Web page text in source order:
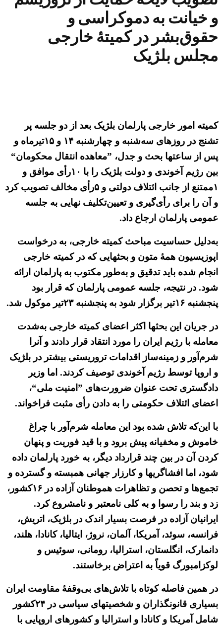
و خیانت به دموکراسی و
حقوق‌بشر در کمیتهٔ خارجی
مجلس بلژیک
کمیته امور خارجی پارلمان بلژیک بعد از دو جلسه پر
تشنج در روزهای سه‌شنبه و چهارشنبه ۱۴ و ۱۵تیرماه و
پس از ساعتها بحث و جدل، ”معاهده انتقال محکومان“
بین رژیم آخوندی و دولت بلژیک را با ۱۰رأی موافق و
۱ممتنع از جانب ائتلاف دولتی و ۵رأی مخالف تصویب کرد
و آن را برای رأی‌گیری و تعیین‌تکلیف نهایی به جلسه
عمومی پارلمان ارجاع داد.
به‌دلیل حساسیت مباحث کمیته خارجی، به درخواست
اپوزیسیون همهٔ متون و بحثهایی که در کمیته خارجی
انجام شده باید تدقیق و به‌طور مکتوب به پارلمان ارائه
شود. در نتیجه، جلسه عمومی پارلمان که قرار بود
پنجشنبه ۱۶تیر برگزار شود به پنجشنبه ۲۳تیر موکول شد.
در جریان این بحثها اکثر اعضای کمیته خارجی به‌شدت
معامله با رژیم ایران را مورد انتقاد قرار دادند و آنرا
شرم‌آور و زمینه‌ساز اقدامات تروریستی بیشتر در بلژیک
و اروپا توسط رژیم آخوندی توصیف کردند. اما وزیر
دادگستری تحت عنوان ضرورت‌های ”امنیت ملی“،
اعضای ائتلاف حکومتی را به دادن رأی مثبت فراخواند.
با این‌که تلاش شده بود این معامله شرم‌آور با چراغ
خاموش و مخفیانه پیش برود و با قید فوریت و پنهان
کردن آن در بین چند قرارداد دیگر، به خورد پارلمان داده
شود، اما افشاگریها و کارزار جهانی همبسته و گسترده و
تجمع‌ها و تحصن و تظاهرات هموطنان آزاده در ۱۶کشور،
زد و بند را رسوا و به کلی نامعتبر و نامشروع کرد.
ایرانیان آزاده در فرصت بسیار اندک در بلژیک، اتریش،
فرانسه، سوئد، آمریکا، آلمان، نروژ، ایتالیا، کانادا، هلند،
دانمارک، انگلستان، استرالیا، رومانی، سوئیس و
لوکزامبورگ قویاً به اعتراض برخاستند.
در همین فاصله کوتاه با تلاش‌های بی‌وقفهٔ مقاومت ایران
بسیاری قانونگذاران و شخصیتهای سیاسی در ۲۴کشور
شامل آمریکا و کانادا و استرالیا و کشورهای اروپایی با